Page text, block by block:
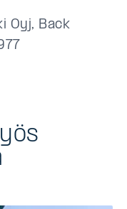
Oyj, Back